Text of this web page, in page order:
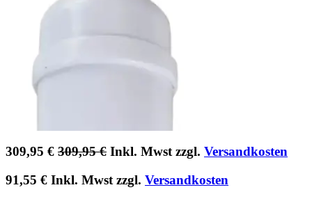
309,95 € 309,95€ Inkl. Mwst zzgl. Versandkosten
91,55 € Inkl. Mwst zzgl. Versandkosten